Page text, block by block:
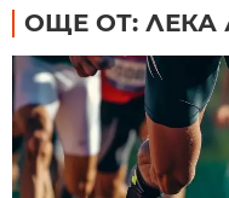
ОЩЕ ОТ: ЛЕКА